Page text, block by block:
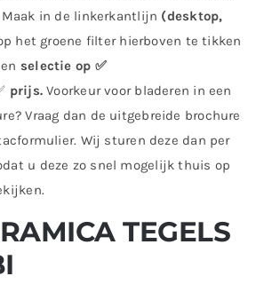
Maak in de linkerkantlijn (desktop,
het groene filter hierboven te tikken
selectie op ✅
prijs.Voorkeur voor bladeren in een
Vraag dan de uitgebreide brochure
Wij sturen deze dan per
u deze zo snel mogelijk thuis op
TEGELS